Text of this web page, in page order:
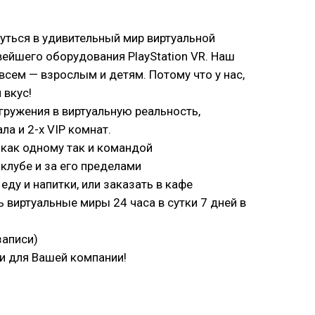
в удивительный мир виртуальной
оборудования PlayStation VR. Наш
— взрослым и детям. Потому что у нас,
в виртуальную реальность,
и 2-х VIP комнат.
одному так и командой
и за его пределами
и напитки, или заказать в кафе
миры 24 часа в сутки 7 дней в
для Вашей компании!